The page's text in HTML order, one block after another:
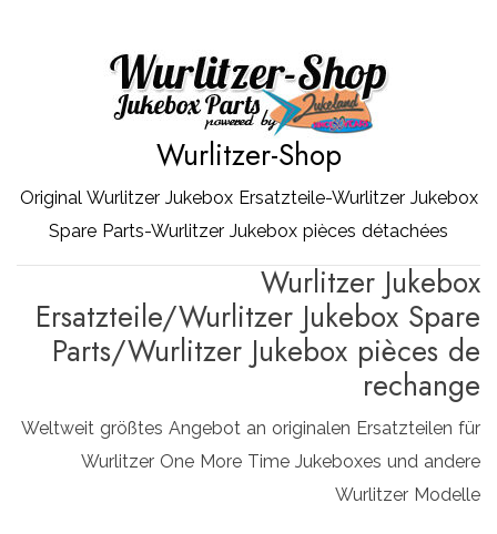
Wurlitzer-Shop
Original Wurlitzer Jukebox Ersatzteile-Wurlitzer Jukebox
Spare Parts-Wurlitzer Jukebox pièces détachées
Wurlitzer Jukebox
Ersatzteile/Wurlitzer Jukebox Spare
Parts/Wurlitzer Jukebox pièces de
rechange
Weltweit größtes Angebot an originalen Ersatzteilen für
Wurlitzer One More Time Jukeboxes und andere
Wurlitzer Modelle